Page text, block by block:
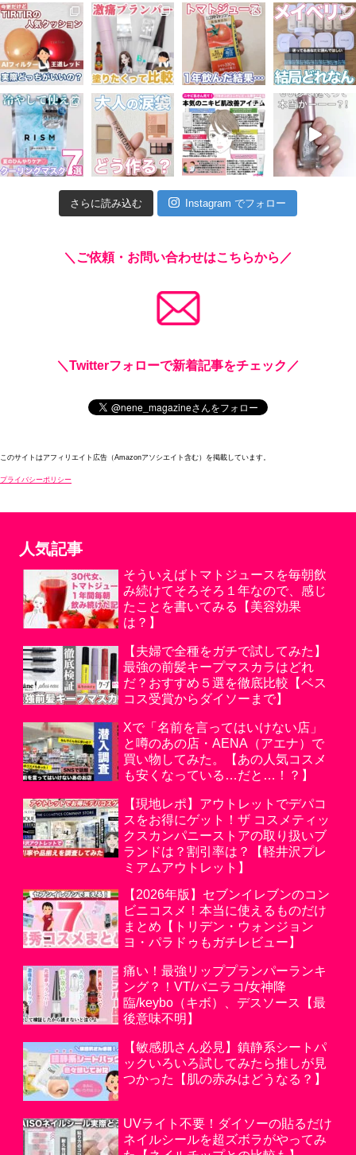
さらに読み込む Instagram でフォロー
＼ご依頼・お問い合わせはこちらから／
＼Twitterフォローで新着記事をチェック／
このサイトはアフィリエイト広告（Amazonアソシエイト含む）を掲載しています。
プライバシーポリシー
人気記事
そういえばトマトジュースを毎朝飲
み続けてそろそろ１年なので、感じ
たことを書いてみる【美容効果
は？】
【夫婦で全種をガチで試してみた】
最強の前髪キープマスカラはどれ
だ？おすすめ５選を徹底比較【ベス
コス受賞からダイソーまで】
Xで「名前を言ってはいけない店」
と噂のあの店・AENA（アエナ）で
買い物してみた。【あの人気コスメ
も安くなっている…だと…！？】
【現地レポ】アウトレットでデパコ
スをお得にゲット！ザ コスメティッ
クスカンパニーストアの取り扱いブ
ランドは？割引率は？【軽井沢プレ
ミアムアウトレット】
【2026年版】セブンイレブンのコン
ビニコスメ！本当に使えるものだけ
まとめ【トリデン・ウォンジョン
ヨ・パラドゥもガチレビュー】
痛い！最強リッププランパーランキ
ング？！VT/バニラコ/女神降
臨/keybo（キボ）、デスソース【最
後意味不明】
【敏感肌さん必見】鎮静系シートパ
ックいろいろ試してみたら推しが見
つかった【肌の赤みはどうなる？】
UVライト不要！ダイソーの貼るだけ
ネイルシールを超ズボラがやってみ